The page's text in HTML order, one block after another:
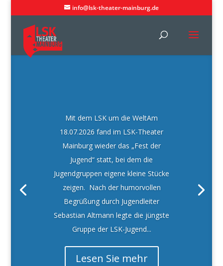
info@lsk-theater-mainburg.de
Mit dem LSK um die WeltAm
18.07.2026 fand im LSK-Theater
Mainburg wieder das „Fest der
Jugend“ statt, bei dem die
Jugendgruppen eigene kleine Stücke
zeigen. Nach der humorvollen
Begrüßung durch Jugendleiter
Sebastian Altmann legte die jüngste
Gruppe der LSK-Jugend...
Lesen Sie mehr